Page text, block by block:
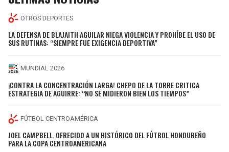
OTROS DEPORTES
LA DEFENSA DE BLAJAITH AGUILAR NIEGA VIOLENCIA Y PROHÍBE EL USO DE
SUS RUTINAS: “SIEMPRE FUE EXIGENCIA DEPORTIVA”
MUNDIAL 2026
¡CONTRA LA CONCENTRACIÓN LARGA! CHEPO DE LA TORRE CRITICA
ESTRATEGIA DE AGUIRRE: “NO SE MIDIERON BIEN LOS TIEMPOS”
FÚTBOL CENTROAMÉRICA
JOEL CAMPBELL, OFRECIDO A UN HISTÓRICO DEL FÚTBOL HONDUREÑO
PARA LA COPA CENTROAMERICANA